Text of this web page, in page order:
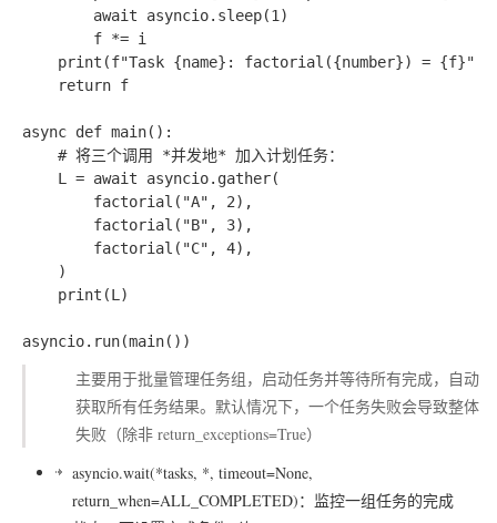
        await asyncio.sleep(1)
        f *= i
    print(f"Task {name}: factorial({number}) = {f}")
    return f
async def main():
    # 将三个调用 *并发地* 加入计划任务：
    L = await asyncio.gather(
        factorial("A", 2),
        factorial("B", 3),
        factorial("C", 4),
    )
    print(L)
主要用于批量管理任务组，启动任务并等待所有完成，自动
获取所有任务结果。默认情况下，一个任务失败会导致整体
失败（除非 return_exceptions=True）
asyncio.wait(*tasks, *, timeout=None,
return_when=ALL_COMPLETED)：监控一组任务的完成